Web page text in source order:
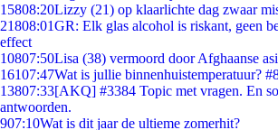
15808:20Lizzy (21) op klaarlichte dag zwaar
21808:01GR: Elk glas alcohol is riskant, geen
effect
10807:50Lisa (38) vermoord door Afghaanse
16107:47Wat is jullie binnenhuistemperatuur?
13807:33[AKQ] #3384 Topic met vragen. En
antwoorden.
907:10Wat is dit jaar de ultieme zomerhit?